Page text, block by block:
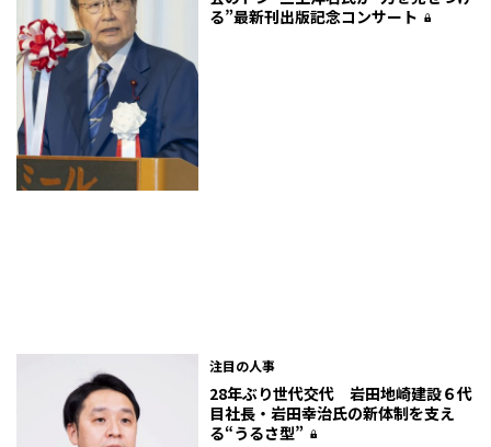
る”最新刊出版記念コンサート
注目の人事
28年ぶり世代交代 岩田地崎建設６代
目社長・岩田幸治氏の新体制を支え
る“うるさ型”